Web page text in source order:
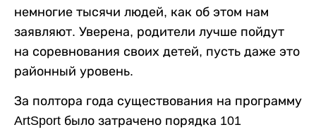
немногие тысячи людей, как об этом нам
заявляют. Уверена, родители лучше пойдут
на соревнования своих детей, пусть даже это
районный уровень.
За полтора года существования на программу
ArtSport было затрачено порядка 101